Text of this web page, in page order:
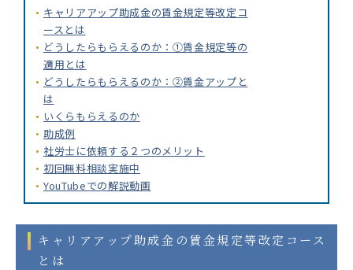
キャリアアップ助成金の賃金規定等改定コ
ースとは
どうしたらもらえるのか：①賃金規定等の
適用とは
どうしたらもらえるのか：②賃金アップと
は
いくらもらえるのか
助成例
社労士に依頼する２つのメリット
初回無料相談実施中
YouTubeでの解説動画
キャリアアップ助成金の賃金規定等改定コース
とは